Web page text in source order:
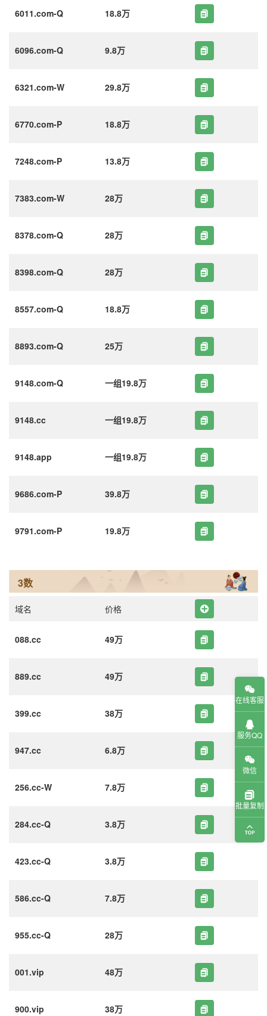
6011.com-Q 18.8万
6096.com-Q 9.8万
6321.com-W 29.8万
6770.com-P 18.8万
7248.com-P 13.8万
7383.com-W 28万
8378.com-Q 28万
8398.com-Q 28万
8557.com-Q 18.8万
8893.com-Q 25万
9148.com-Q 一组19.8万
9148.cc 一组19.8万
9148.app 一组19.8万
9686.com-P 39.8万
9791.com-P 19.8万
3数
域名 价格
088.cc 49万
889.cc 49万
399.cc 38万
947.cc 6.8万
256.cc-W 7.8万
284.cc-Q 3.8万
423.cc-Q 3.8万
586.cc-Q 7.8万
955.cc-Q 28万
001.vip 48万
900.vip 38万
在线客服
服务QQ
微信
批量复制